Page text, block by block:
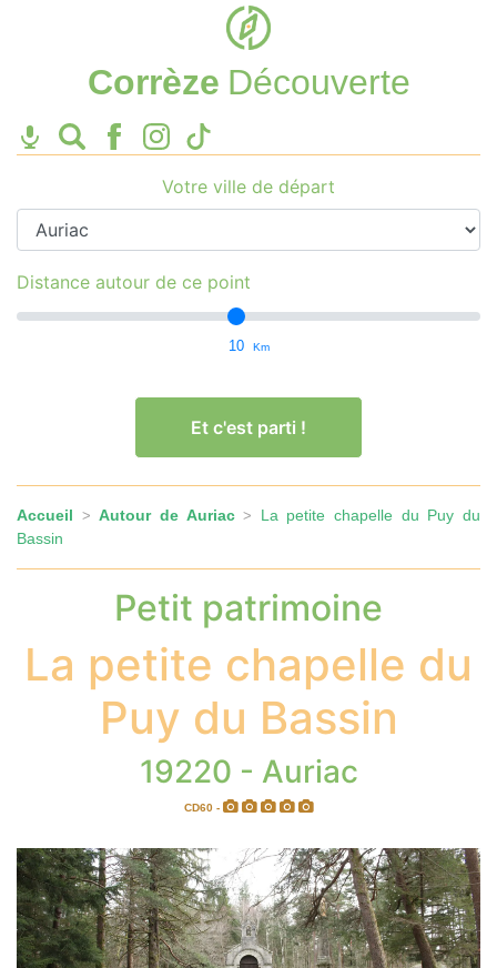
Corrèze Découverte
Votre ville de départ
Distance autour de ce point
10 Km
Et c'est parti !
Accueil >Autour de Auriac> La petite chapelle du Puy du
Bassin
Petit patrimoine
La petite chapelle du
Puy du Bassin
19220 - Auriac
CD60 -